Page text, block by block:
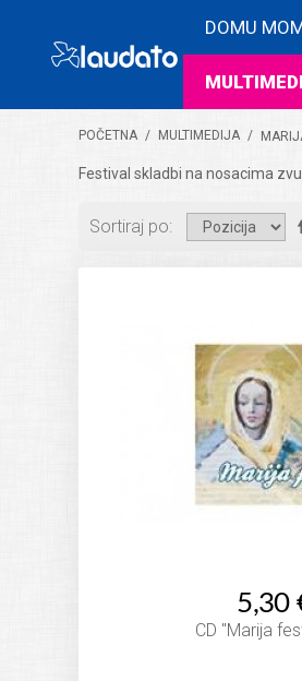
DOMU
POČETNA / MULTIMEDIJA /
Festival skladbi na nosacima
Sortiraj po
5,30
CD "Marija